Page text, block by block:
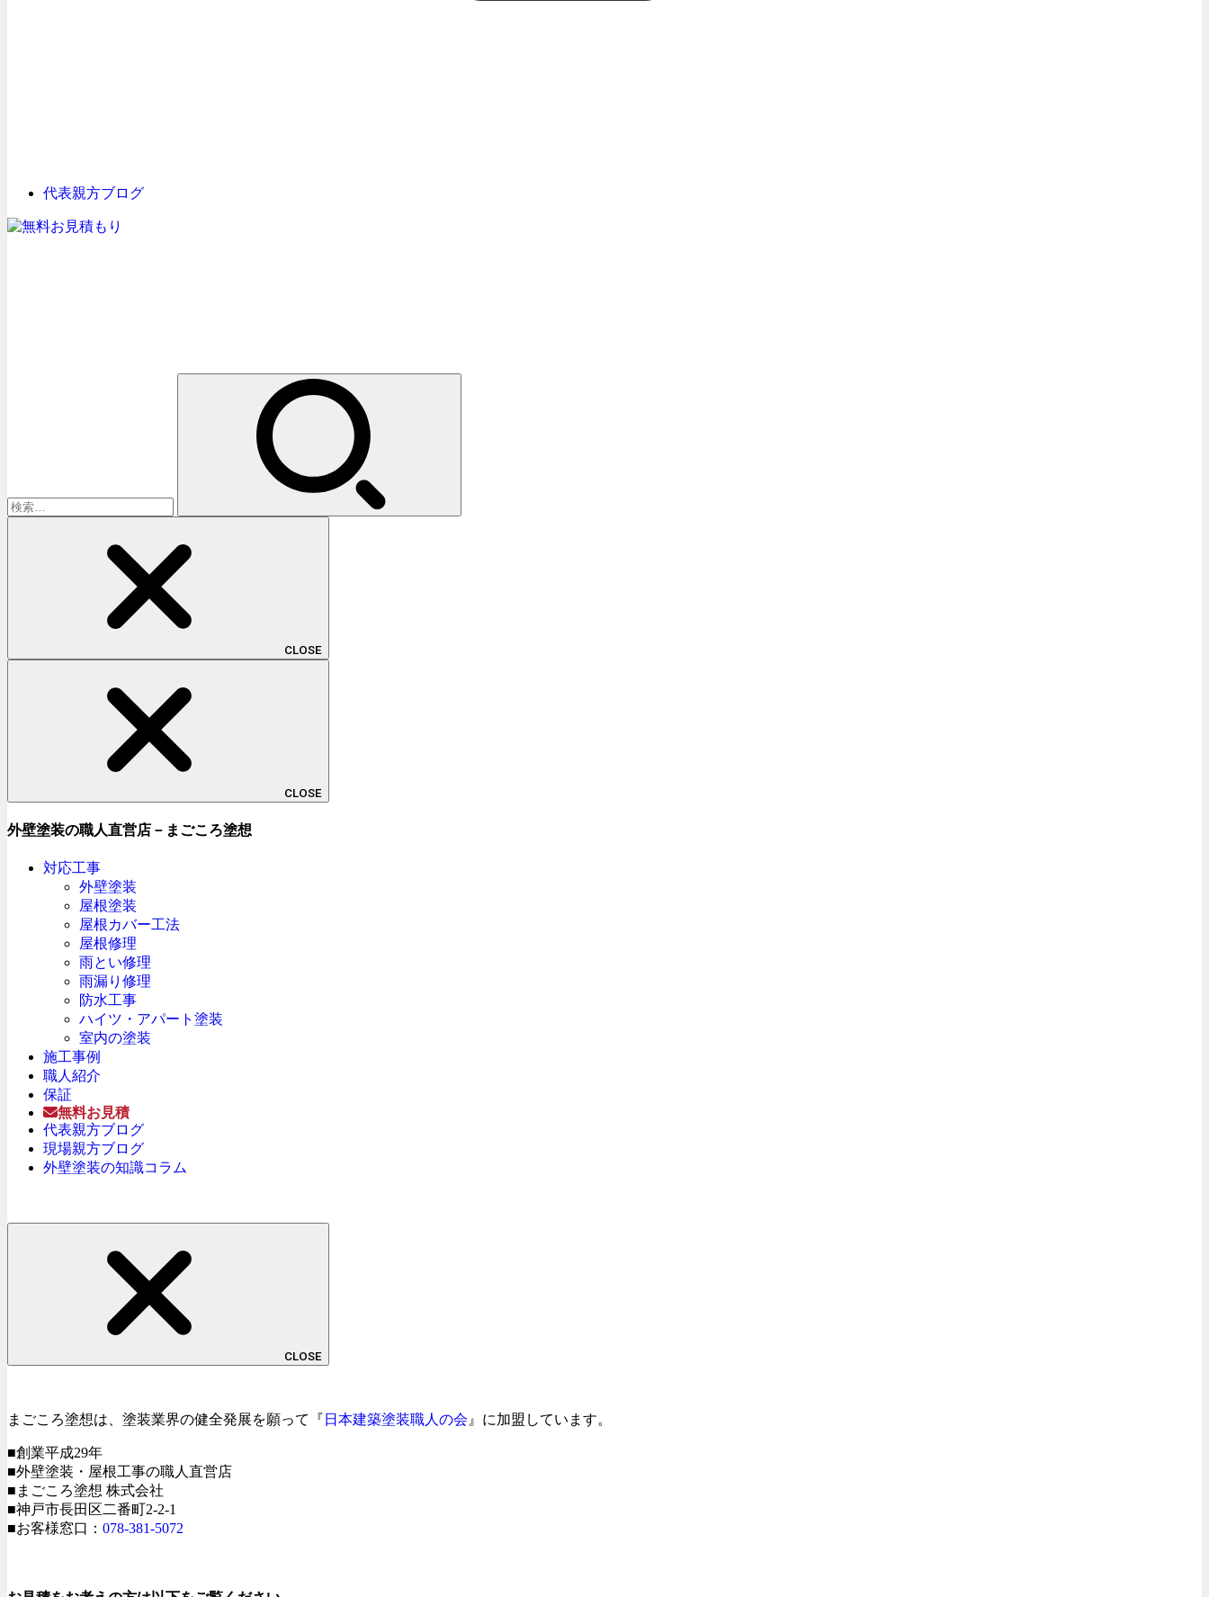
代表親方ブログ
CLOSE
CLOSE
外壁塗装の職人直営店－まごころ塗想
対応工事
外壁塗装
屋根塗装
屋根カバー工法
屋根修理
雨とい修理
雨漏り修理
防水工事
ハイツ・アパート塗装
室内の塗装
施工事例
職人紹介
保証
無料お見積
代表親方ブログ
現場親方ブログ
外壁塗装の知識コラム
CLOSE
まごころ塗想は、塗装業界の健全発展を願って『 日本建築塗装職人の会 』に加盟しています。
■創業平成29年
■外壁塗装・屋根工事の職人直営店
■まごころ塗想 株式会社
■神戸市長田区二番町2-2-1
■お客様窓口： 078-381-5072